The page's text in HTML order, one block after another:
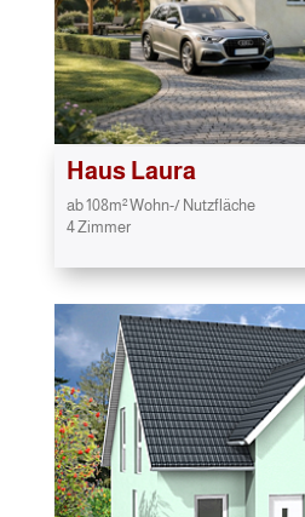
Haus Laura
ab 108m² Wohn-/ Nutzfläche
4 Zimmer